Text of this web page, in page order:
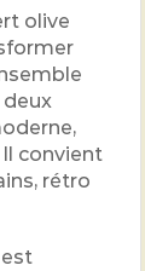
olive
deux
convient
rétro